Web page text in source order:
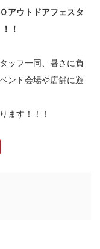
アウトドアフェスタ
！
ッフ一同、暑さに負
ント会場や店舗に遊
ます！！！